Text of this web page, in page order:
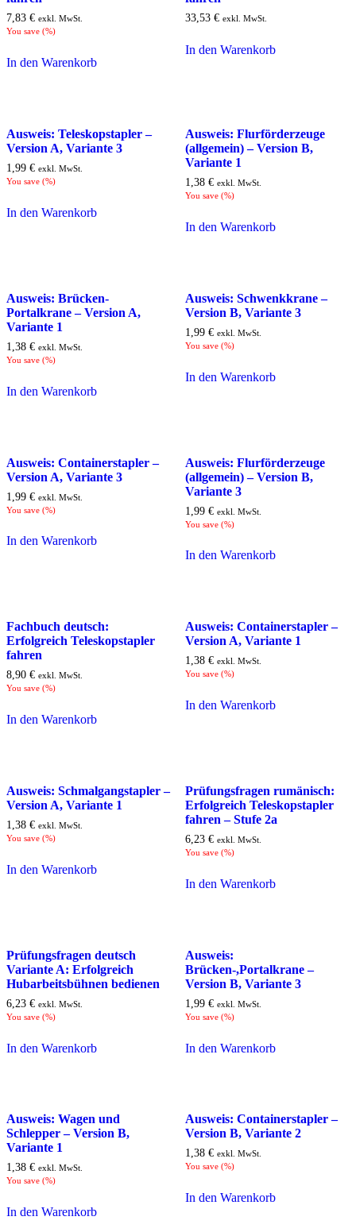
7,83 € exkl. MwSt.
You save (%)
In den Warenkorb
33,53 € exkl. MwSt.
In den Warenkorb
Ausweis: Teleskopstapler –
Version A, Variante 3
1,99 € exkl. MwSt.
You save (%)
In den Warenkorb
Ausweis: Flurförderzeuge
(allgemein) – Version B,
Variante 1
1,38 € exkl. MwSt.
You save (%)
In den Warenkorb
Ausweis: Brücken-
Portalkrane – Version A,
Variante 1
1,38 € exkl. MwSt.
You save (%)
In den Warenkorb
Ausweis: Schwenkkrane –
Version B, Variante 3
1,99 € exkl. MwSt.
You save (%)
In den Warenkorb
Ausweis: Containerstapler –
Version A, Variante 3
1,99 € exkl. MwSt.
You save (%)
In den Warenkorb
Ausweis: Flurförderzeuge
(allgemein) – Version B,
Variante 3
1,99 € exkl. MwSt.
You save (%)
In den Warenkorb
Fachbuch deutsch:
Erfolgreich Teleskopstapler
fahren
8,90 € exkl. MwSt.
You save (%)
In den Warenkorb
Ausweis: Containerstapler –
Version A, Variante 1
1,38 € exkl. MwSt.
You save (%)
In den Warenkorb
Ausweis: Schmalgangstapler –
Version A, Variante 1
1,38 € exkl. MwSt.
You save (%)
In den Warenkorb
Prüfungsfragen rumänisch:
Erfolgreich Teleskopstapler
fahren – Stufe 2a
6,23 € exkl. MwSt.
You save (%)
In den Warenkorb
Prüfungsfragen deutsch
Variante A: Erfolgreich
Hubarbeitsbühnen bedienen
6,23 € exkl. MwSt.
You save (%)
In den Warenkorb
Ausweis:
Brücken-,Portalkrane –
Version B, Variante 3
1,99 € exkl. MwSt.
You save (%)
In den Warenkorb
Ausweis: Wagen und
Schlepper – Version B,
Variante 1
1,38 € exkl. MwSt.
You save (%)
In den Warenkorb
Ausweis: Containerstapler –
Version B, Variante 2
1,38 € exkl. MwSt.
You save (%)
In den Warenkorb